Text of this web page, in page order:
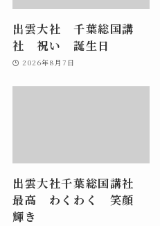
出雲大社 千葉総国講
社 祝い 誕生日
2026年8月7日
出雲大社千葉総国講社
最高 わくわく 笑顔
輝き